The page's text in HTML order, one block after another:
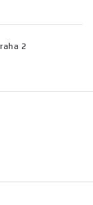
2